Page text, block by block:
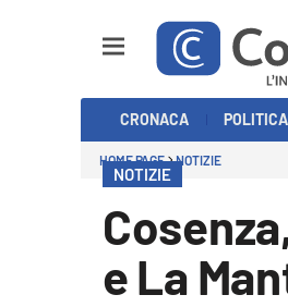
Economia e Lavoro
CRONACA POLITICA
HOME PAGE NOTIZIE
NOTIZIE
e La